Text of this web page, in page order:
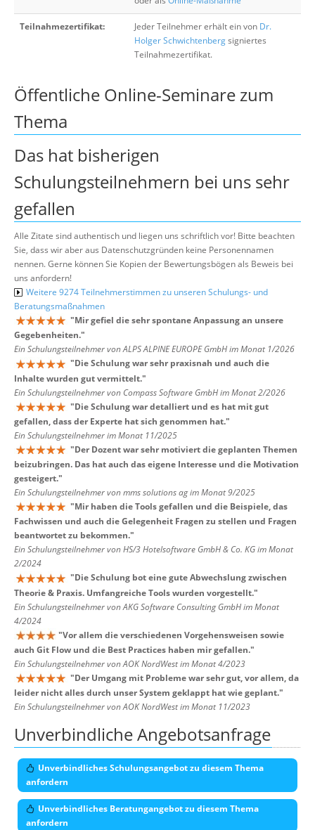
Teilnahmezertifikat: Jeder Teilnehmer erhält ein von Dr.
Holger Schwichtenbergsigniertes
Teilnahmezertifikat.
Öffentliche Online-Seminare zum
Thema
Das hat bisherigen
Schulungsteilnehmern bei uns sehr
gefallen
Alle Zitate sind authentisch und liegen uns schriftlich vor! Bitte beachten
Sie, dass wir aber aus Datenschutzgründen keine Personennamen
nennen. Gerne können Sie Kopien der Bewertungsbögen als Beweis bei
uns anfordern!
Weitere 9274 Teilnehmerstimmen zu unseren Schulungs- und
Beratungsmaßnahmen
"Mir gefiel die sehr spontane Anpassung an unsere
Gegebenheiten."
Ein Schulungsteilnehmer von ALPS ALPINE EUROPE GmbH im Monat 1/2026
"Die Schulung war sehr praxisnah und auch die
Inhalte wurden gut vermittelt."
Ein Schulungsteilnehmer von Compass Software GmbH im Monat 2/2026
"Die Schulung war detalliert und es hat mit gut
gefallen, dass der Experte hat sich genommen hat."
Ein Schulungsteilnehmer im Monat 11/2025
"Der Dozent war sehr motiviert die geplanten Themen
beizubringen. Das hat auch das eigene Interesse und die Motivation
gesteigert."
Ein Schulungsteilnehmer von mms solutions ag im Monat 9/2025
"Mir haben die Tools gefallen und die Beispiele, das
Fachwissen und auch die Gelegenheit Fragen zu stellen und Fragen
beantwortet zu bekommen."
Ein Schulungsteilnehmer von HS/3 Hotelsoftware GmbH & Co. KG im Monat
2/2024
"Die Schulung bot eine gute Abwechslung zwischen
Theorie & Praxis. Umfangreiche Tools wurden vorgestellt."
Ein Schulungsteilnehmer von AKG Software Consulting GmbH im Monat
4/2024
"Vor allem die verschiedenen Vorgehensweisen sowie
auch Git Flow und die Best Practices haben mir gefallen."
Ein Schulungsteilnehmer von AOK NordWest im Monat 4/2023
"Der Umgang mit Probleme war sehr gut, vor allem, da
leider nicht alles durch unser System geklappt hat wie geplant."
Ein Schulungsteilnehmer von AOK NordWest im Monat 11/2023
Unverbindliche Angebotsanfrage
Unverbindliches Schulungsangebot zu diesem Thema
anfordern
Unverbindliches Beratungangebot zu diesem Thema
anfordern